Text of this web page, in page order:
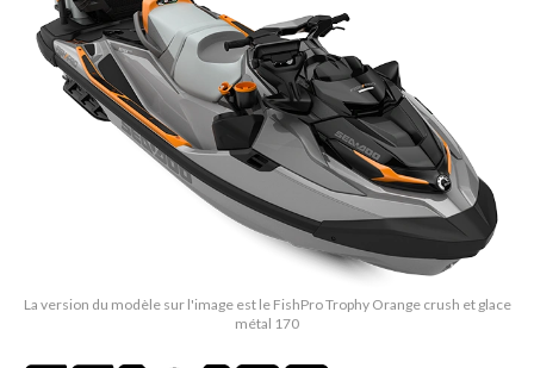
La version du modèle sur l'image est le FishPro Trophy Orange crush et glace
métal 170